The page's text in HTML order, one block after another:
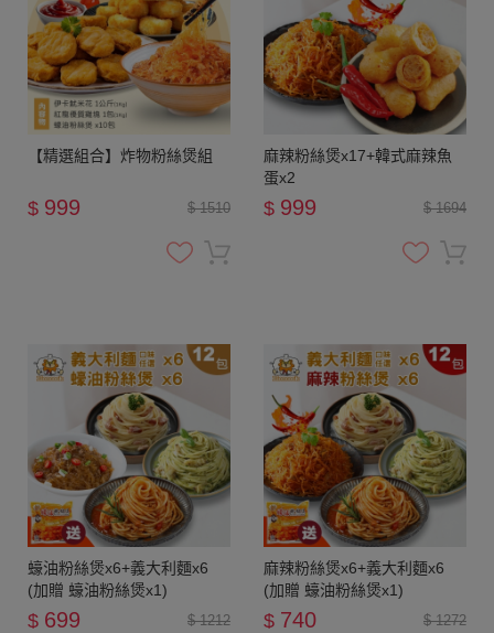
【精選組合】炸物粉絲煲組
$ 1510
$ 999
麻辣粉絲煲x17+韓式麻辣魚
蛋x2
$ 1694
$ 999
蠔油粉絲煲x6+義大利麵x6
(加贈 蠔油粉絲煲x1)
$ 1212
$ 699
麻辣粉絲煲x6+義大利麵x6
(加贈 蠔油粉絲煲x1)
$ 1272
$ 740